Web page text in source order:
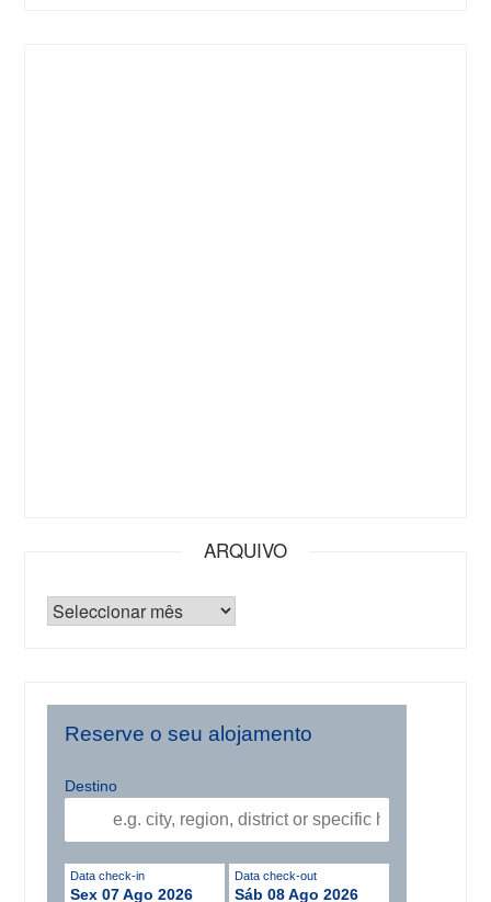
ARQUIVO
Reserve o seu alojamento
Destino
Data check-in
Sex 07 Ago 2026
Data check-out
Sáb 08 Ago 2026